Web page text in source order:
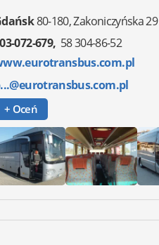
80-180,Zakoniczyńska 29
072-679 58 304-86-52
+ Oceń